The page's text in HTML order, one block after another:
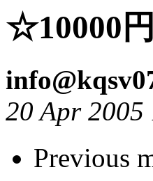
☆10000
20 Apr
Previous